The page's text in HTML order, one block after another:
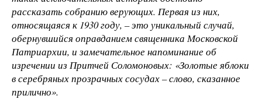
рассказать собранию верующих. Первая из них,
относящаяся к 1930 году, – это уникальный случай,
обернувшийся оправданием священника Московской
Патриархии, и замечательное напоминание об
изречении из Притчей Соломоновых: «Золотые яблоки
в серебряных прозрачных сосудах – слово, сказанное
прилично».